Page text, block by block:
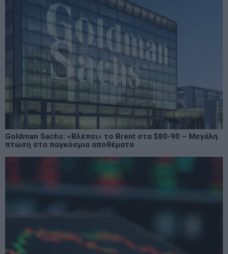
Goldman Sachs: «Βλέπει» το Brent στα $80-90 – Μεγάλη
πτώση στα παγκόσμια αποθέματα